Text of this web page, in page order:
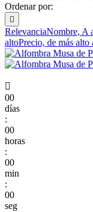
Ordenar por:

RelevanciaNombre, A
altoPrecio, de más alto

00
días
:
00
horas
:
00
min
:
00
seg